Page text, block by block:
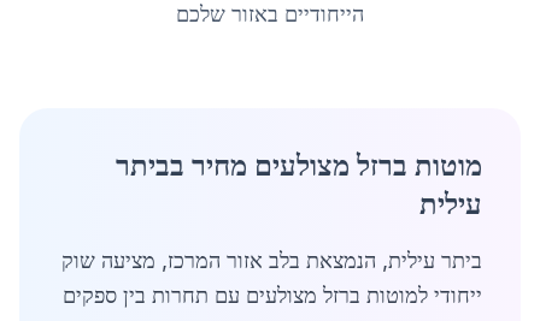
הייחודיים באזור שלכם
מוטות ברזל מצולעים מחיר בביתר
עילית
ביתר עילית, הנמצאת בלב אזור המרכז, מציעה שוק
ייחודי למוטות ברזל מצולעים עם תחרות בין ספקים